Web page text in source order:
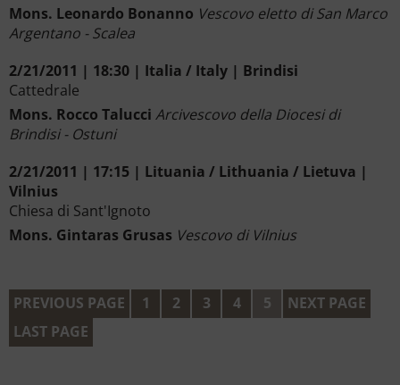
Mons. Leonardo Bonanno Vescovo eletto di San Marco
Argentano - Scalea
2/21/2011 | 18:30 | Italia / Italy | Brindisi
Cattedrale
Mons. Rocco Talucci Arcivescovo della Diocesi di
Brindisi - Ostuni
2/21/2011 | 17:15 | Lituania / Lithuania / Lietuva |
Vilnius
Chiesa di Sant'Ignoto
Mons. Gintaras Grusas Vescovo di Vilnius
PREVIOUS PAGE 1 2 3 4 5
NEXT PAGE
LAST PAGE